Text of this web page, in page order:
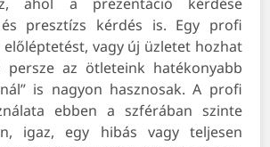
presztízs kérdés is. Egy profi
vagy új üzletet hozhat
persze az ötleteink hatékonyabb
is nagyon hasznosak. A profi
ebben a szférában szinte
igaz, egy hibás vagy teljesen